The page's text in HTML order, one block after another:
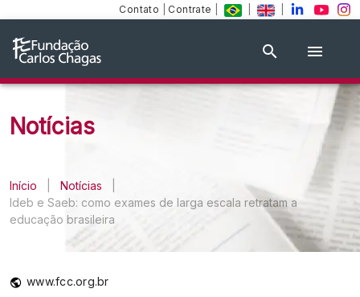
Contato Contrate
Notícias
Início Notícias
Ideb e Saeb: como exames de larga escala retratam a
educação brasileira
www.fcc.org.br